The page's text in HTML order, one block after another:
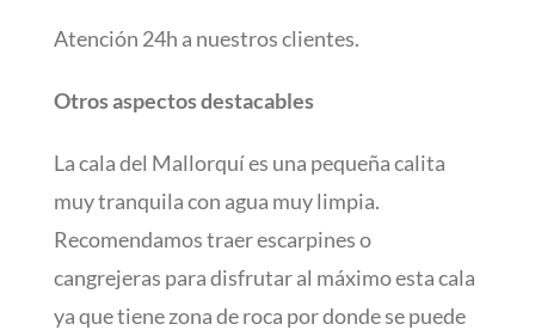
Atención 24h a nuestros clientes.
Otros aspectos destacables
La cala del Mallorquí es una pequeña calita
muy tranquila con agua muy limpia.
Recomendamos traer escarpines o
cangrejeras para disfrutar al máximo esta cala
ya que tiene zona de roca por donde se puede